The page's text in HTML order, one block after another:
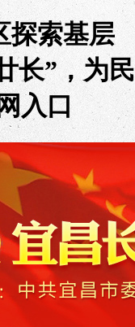
探索基层
长”，为民
入口